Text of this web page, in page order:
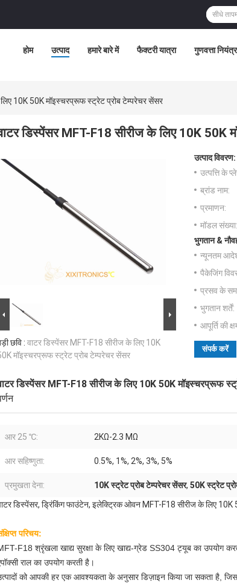
होम उत्पाद हमारे बारे में फैक्टरी यात्रा गुणवत्ता
10K 50K मॉइस्चरप्रूफ स्ट्रेट प्रोब टेम्परेचर सेंसर
डिस्पेंसर MFT-F18 सीरीज के लिए 10K 50K
छवि : वाटर डिस्पेंसर MFT-F18 सीरीज के लिए 10K
मॉइस्चरप्रूफ स्ट्रेट प्रोब टेम्परेचर सेंसर
उत्पाद विवरण:
उत्पत्ति के
ब्रांड नाम:
प्रमाणन:
मॉडल संख्या:
भुगतान &
न्यूनतम आदेश
पैकेजिंग
प्रसव के
भुगतान शर्तें:
आपूर्ति की
संपर्क करें
डिस्पेंसर MFT-F18 सीरीज के लिए 10K 50K मॉइस्चरप्रूफ
आर 25 ℃: 2KΩ-2.3 MΩ
आर सहिष्णुता: 0.5%, 1%, 2%, 3%, 5%
प्रमुखता देना: 10K स्ट्रेट प्रोब टेम्परेचर सेंसर, 50K स्ट्रेट
डिस्पेंसर, ड्रिंकिंग फाउंटेन, इलेक्ट्रिक ओवन MFT-F18 सीरीज के लिए 10K
परिचय:
F18 श्रृंखला खाद्य सुरक्षा के लिए खाद्य-ग्रेड SS304 ट्यूब का उपयोग
राल का उपयोग करती है।
को आपकी हर एक आवश्यकता के अनुसार डिज़ाइन किया जा सकता है,